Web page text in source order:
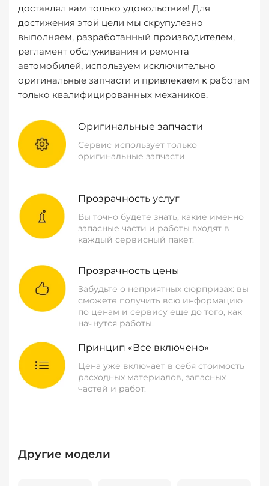
доставлял вам только удовольствие! Для
достижения этой цели мы скрупулезно
выполняем, разработанный производителем,
регламент обслуживания и ремонта
автомобилей, используем исключительно
оригинальные запчасти и привлекаем к работам
только квалифицированных механиков.
Оригинальные запчасти
Сервис использует только
оригинальные запчасти
Прозрачность услуг
Вы точно будете знать, какие именно
запасные части и работы входят в
каждый сервисный пакет.
Прозрачность цены
Забудьте о неприятных сюрпризах: вы
сможете получить всю информацию
по ценам и сервису еще до того, как
начнутся работы.
Принцип «Все включено»
Цена уже включает в себя стоимость
расходных материалов, запасных
частей и работ.
Другие модели